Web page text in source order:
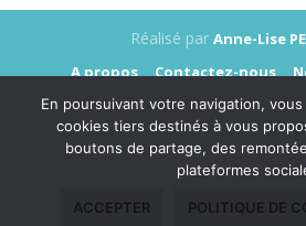
Réalisé par Anne-Lise
A propos
Contactez-nous
Annonceurs
Presse
Données
En poursuivant votre navigation,
cookies tiers destinés à vous
boutons de partage, des
plateformes
ACCEPTER POLITIQUE DE